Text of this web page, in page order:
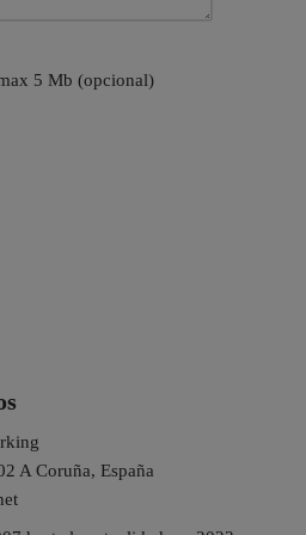
5 Mb (opcional)
A Coruña, España